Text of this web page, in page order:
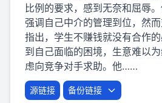
比例的要求，感到无奈和屈辱。
强调自己中介的管理到位，然
指出，学生不赚钱就没有合作
到自己面临的困境，生意难以
虑向竞争对手求助。他……
源链接 备份链接